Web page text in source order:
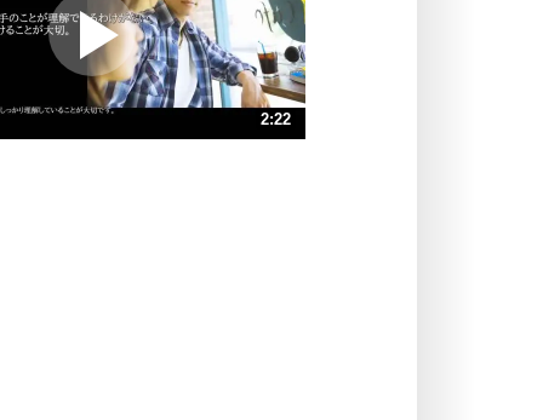
ポジティブになれない原因は、行動
しないから。
ポジティブ思考になる30の方法
ストレス対策
2:22